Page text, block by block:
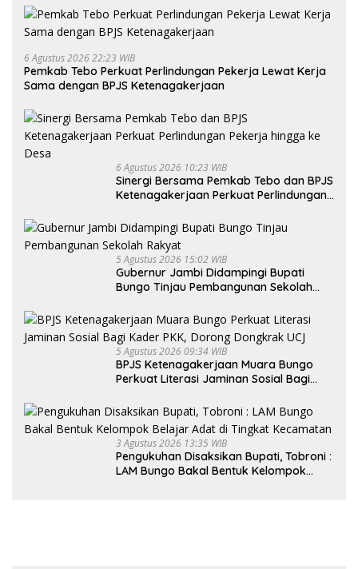
6 Agustus 2026 22:23 WIB
Pemkab Tebo Perkuat Perlindungan Pekerja Lewat Kerja
Sama dengan BPJS Ketenagakerjaan
6 Agustus 2026 10:23 WIB
Sinergi Bersama Pemkab Tebo dan BPJS
Ketenagakerjaan Perkuat Perlindungan
5 Agustus 2026 15:02 WIB
Gubernur Jambi Didampingi Bupati
Bungo Tinjau Pembangunan Sekolah
5 Agustus 2026 09:34 WIB
BPJS Ketenagakerjaan Muara Bungo
Perkuat Literasi Jaminan Sosial Bagi
3 Agustus 2026 13:35 WIB
Pengukuhan Disaksikan Bupati, Tobroni :
LAM Bungo Bakal Bentuk Kelompok